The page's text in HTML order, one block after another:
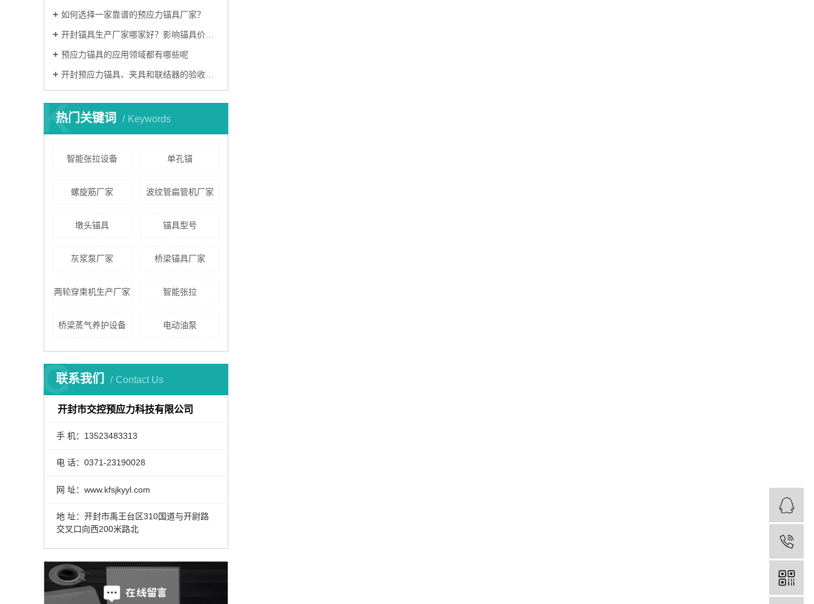
如何选择一家靠谱的预应力锚具厂家？
开封锚具生产厂家哪家好？影响锚具价格的因素有哪些？
预应力锚具的应用领域都有哪些呢
开封预应力锚具、夹具和联结器的验收方法
热门关键词 Keywords
K
智能张拉设备 单孔锚
螺旋筋厂家 波纹管扁管机厂家
墩头锚具 锚具型号
灰浆泵厂家 桥梁锚具厂家
两轮穿束机生产厂家 智能张拉
桥梁蒸气养护设备 电动油泵
联系我们 Contact Us
C
开封市交控预应力科技有限公司
手 机：13523483313
电 话：0371-23190028
网 址：www.kfsjkyyl.com
地 址：开封市禹王台区310国道与开尉路
交叉口向西200米路北